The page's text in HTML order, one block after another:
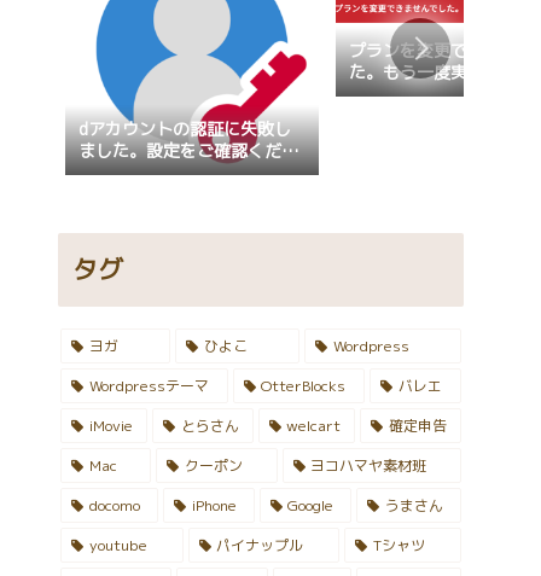
dアカウントの認証に失敗し
ました。設定をご確認くださ
い。設定の確認が行えない場
プランを変更できません
た。もう一度実行してく
い。
タグ
ヨガ ひよこ
Wordpress
Wordpressテーマ
OtterBlocks
バレエ
iMovie
とらさん welcart
確定申告
Mac
クーポン
ヨコハマヤ素材班
docomo
iPhone Google
うまさん
youtube
パイナップル
Tシャツ